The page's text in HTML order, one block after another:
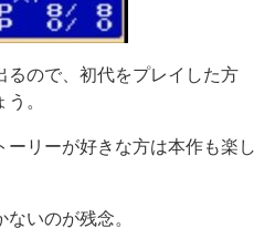
るので、初代をプレイした方
。
ーリーが好きな方は本作も楽し
いのが残念。